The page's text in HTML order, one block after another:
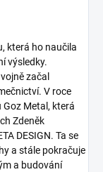
která ho naučila
výsledky.
začal
V roce
Metal, která
Zdeněk
DESIGN. Ta se
a stále pokračuje
a budování